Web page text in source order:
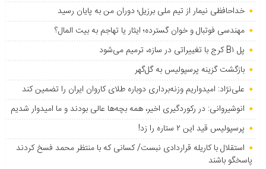
خداحافظی نیمار از تیم ملی برزیل؛ دوران من به پایان رسید
مهندسی فوتبال و خوان گسترده؛ ایثار یا تهاجم به بیت المال؟
پل B۱ کرج با تغییراتی در سازه، ترمیم می‌شود
بازگشت گزینه پرسپولیس به ‌گل‌گهر
علی‌نژاد: امیدواریم وزنه‌برداری دوباره طلای کاروان ایران را تضمین کند
انوشیروانی: در رکوردگیری اخیر، همه بچه‌ها عالی بودند و ما امیدوار شدیم
پرسپولیس قید این ۲ ستاره را زد!
استقلال با کاریله قراردادی نبست/ کسانی که با منتظر محمد فسخ کردند
پاسخگو باشند